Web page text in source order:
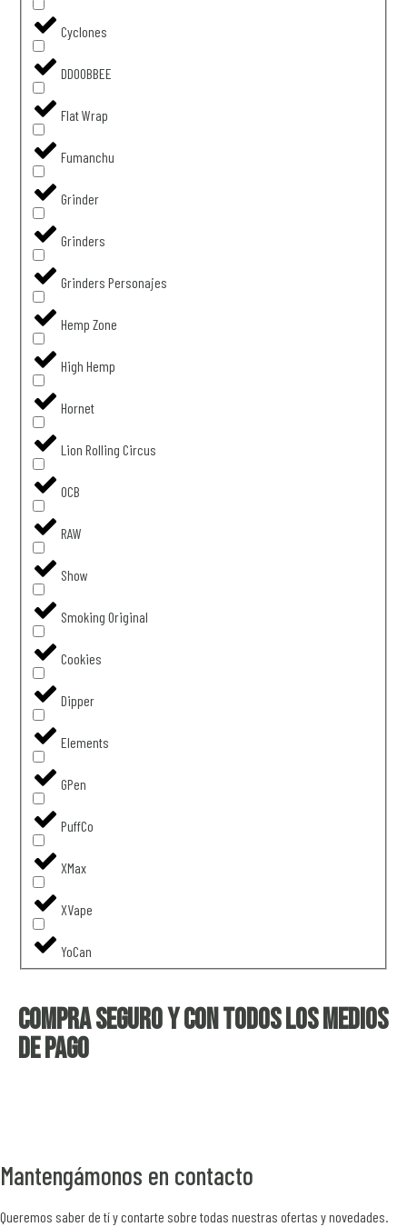
Cyclones
DDOOBBEE
Flat Wrap
Fumanchu
Grinder
Grinders
Grinders Personajes
Hemp Zone
High Hemp
Hornet
Lion Rolling Circus
OCB
RAW
Show
Smoking Original
Cookies
Dipper
Elements
GPen
PuffCo
XMax
XVape
YoCan
Compra seguro y con todos los medios
de pago
Mantengámonos en contacto
Queremos saber de tí y contarte sobre todas nuestras ofertas y novedades.